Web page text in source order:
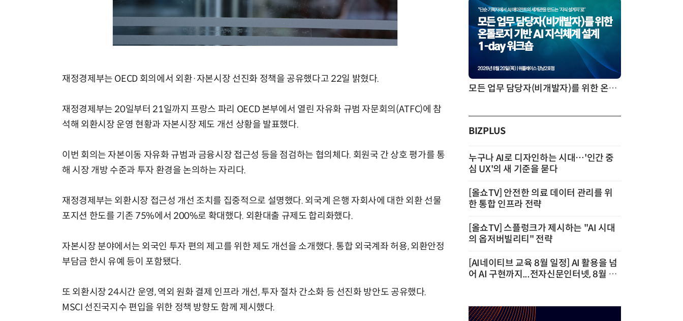
재정경제부는 OECD 회의에서 외환·자본시장 선진화 정책을 공유했다고 22일 밝혔다.
재정경제부는 20일부터 21일까지 프랑스 파리 OECD 본부에서 열린 자유화 규범 자문회의(ATFC)에 참
석해 외환시장 운영 현황과 자본시장 제도 개선 상황을 발표했다.
이번 회의는 자본이동 자유화 규범과 금융시장 접근성 등을 점검하는 협의체다. 회원국 간 상호 평가를 통
해 시장 개방 수준과 투자 환경을 논의하는 자리다.
재정경제부는 외환시장 접근성 개선 조치를 집중적으로 설명했다. 외국계 은행 자회사에 대한 외환 선물
포지션 한도를 기존 75%에서 200%로 확대했다. 외환대출 규제도 합리화했다.
자본시장 분야에서는 외국인 투자 편의 제고를 위한 제도 개선을 소개했다. 통합 외국계좌 허용, 외환안정
부담금 한시 유예 등이 포함됐다.
또 외환시장 24시간 운영, 역외 원화 결제 인프라 개선, 투자 절차 간소화 등 선진화 방안도 공유했다.
MSCI 선진국지수 편입을 위한 정책 방향도 함께 제시했다.
모든 업무 담당자(비개발자)를 위한 온톨로지 기반 AI 지식체계 설계 1-day 워크숍
BIZPLUS
누구나 AI로 디자인하는 시대…'인간 중
심 UX'의 새 기준을 묻다
[올쇼TV] 안전한 의료 데이터 관리를 위
한 통합 인프라 전략
[올쇼TV] 스플렁크가 제시하는 "AI 시대
의 옵저버빌리티" 전략
[AI네이티브 교육 8월 일정] AI 활용을 넘
어 AI 구현까지...전자신문인터넷, 8월 실